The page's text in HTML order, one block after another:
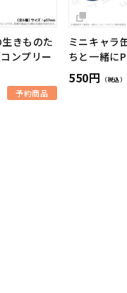
きものた
ンプリー
予約商品
ミニキャラ
ちと一緒に
550円 （税込）